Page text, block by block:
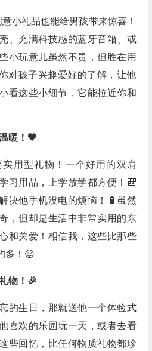
小礼品也能给男孩带来惊喜！
、充满科技感的蓝牙音箱、或
小玩意儿虽然不贵，但胜在用
对孩子兴趣爱好的了解，让他
看这些小细节，它能拉近你和
暖！🧡
用型礼物！一个好用的双肩
习用品，上学放学都方便！🎒
决他手机没电的烦恼！🔋虽然
，但却是生活中非常实用的东
和关爱！相信我，这些比那些
多！😌
物！🎉
的生日，那就送他一个体验式
喜欢的乐园玩一天，或者去看
些回忆，比任何物质礼物都珍